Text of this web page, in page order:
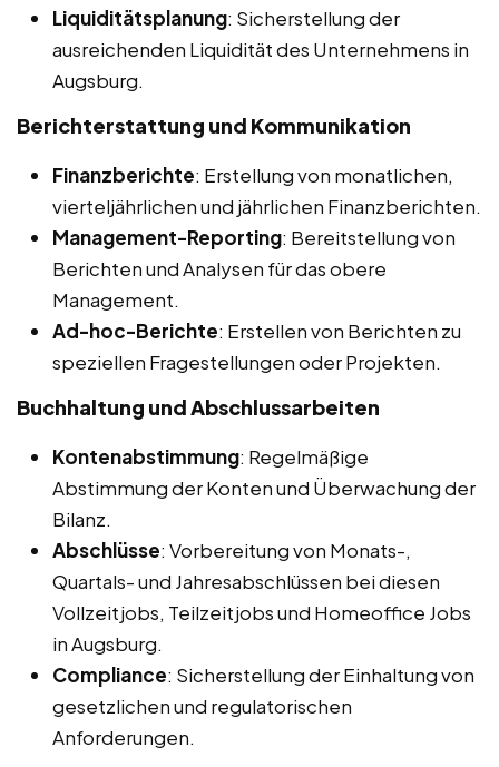
Liquiditätsplanung: Sicherstellung der
ausreichenden Liquidität des Unternehmens in
Augsburg.
Berichterstattung und Kommunikation
Finanzberichte: Erstellung von monatlichen,
vierteljährlichen und jährlichen Finanzberichten.
Management-Reporting: Bereitstellung von
Berichten und Analysen für das obere
Management.
Ad-hoc-Berichte: Erstellen von Berichten zu
speziellen Fragestellungen oder Projekten.
Buchhaltung und Abschlussarbeiten
Kontenabstimmung: Regelmäßige
Abstimmung der Konten und Überwachung der
Bilanz.
Abschlüsse: Vorbereitung von Monats-,
Quartals- und Jahresabschlüssen bei diesen
Vollzeitjobs, Teilzeitjobs und Homeoffice Jobs
in Augsburg.
Compliance: Sicherstellung der Einhaltung von
gesetzlichen und regulatorischen
Anforderungen.